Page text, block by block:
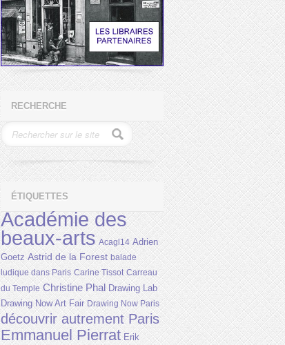
RECHERCHE
ÉTIQUETTES
Académie des
beaux-arts Acagl14 Adrien
Goetz Astrid de la Forest balade
ludique dans Paris Carine Tissot Carreau
du Temple Christine Phal Drawing Lab
Drawing Now Art Fair Drawing Now Paris
découvrir autrement Paris
Emmanuel Pierrat Erik